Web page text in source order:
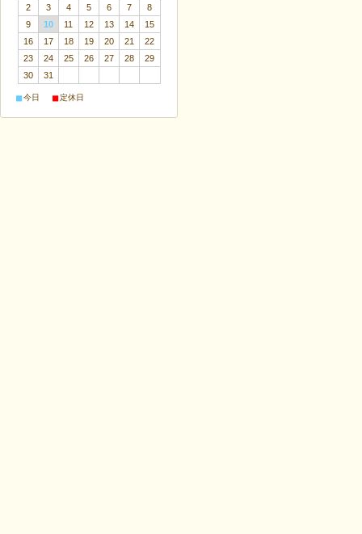
2
3 4 5 6 7
8
9
10 11 12 13 14
15
16
17 18 19 20 21
22
23
24 25 26 27 28
29
30
31
■今日 ■定休日